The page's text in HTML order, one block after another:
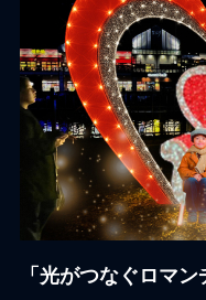
「光がつなぐロマン